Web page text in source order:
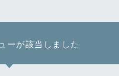
ーが該当しました